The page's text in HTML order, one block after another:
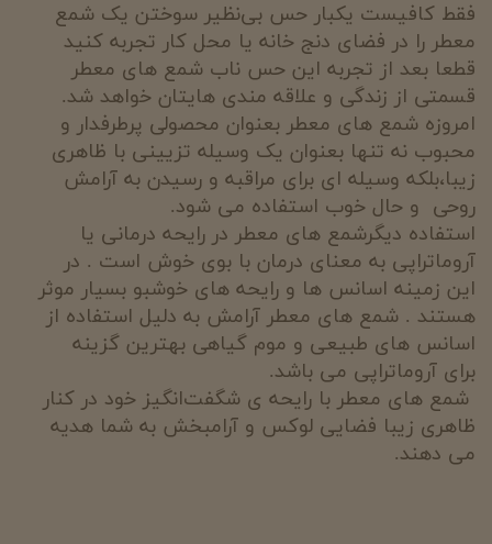
فقط کافیست یکبار حس بی‌نظیر سوختن یک شمع
معطر را در فضای دنج خانه یا محل کار تجربه کنید
قطعا بعد از تجربه این حس ناب شمع های معطر
قسمتی از زندگی و علاقه مندی هایتان خواهد شد.
امروزه شمع های معطر بعنوان محصولی پرطرفدار و
محبوب نه تنها بعنوان یک وسیله تزیینی با ظاهری
زیبا،بلکه وسیله ای برای مراقبه و رسیدن به آرامش
روحی و حال خوب استفاده می شود.
استفاده دیگرشمع های معطر در رایحه درمانی یا
آروماتراپی به معنای درمان با بوی خوش است . در
این زمینه اسانس ها و رایحه های خوشبو بسیار موثر
هستند . شمع های معطر آرامش به دلیل استفاده از
اسانس های طبیعی و موم گیاهی بهترین گزینه
برای آروماتراپی می باشد.
شمع های معطر با رایحه ی شگفت‌انگیز خود در کنار
ظاهری زیبا فضایی لوکس و آرامبخش به شما هدیه
می دهند.